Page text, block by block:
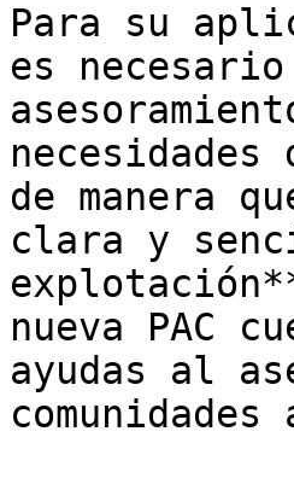
Para su
es
de manera
clara y
nueva PAC
ayudas al
comunidades